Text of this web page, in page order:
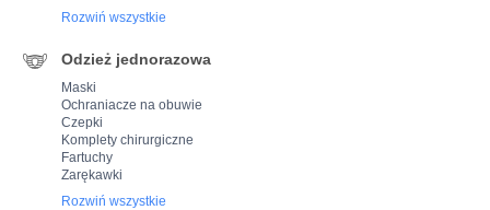
Rozwiń wszystkie
Odzież jednorazowa
Maski
Ochraniacze na obuwie
Czepki
Komplety chirurgiczne
Fartuchy
Zarękawki
Rozwiń wszystkie